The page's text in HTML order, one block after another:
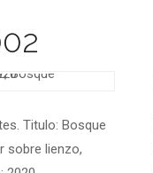
Titulo: Bosque
sobre lienzo,